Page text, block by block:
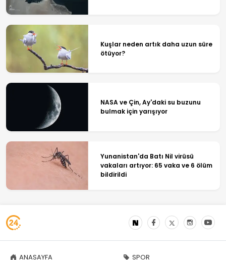
Kuşlar neden artık daha uzun süre
ötüyor?
NASA ve Çin, Ay'daki su buzunu
bulmak için yarışıyor
Yunanistan'da Batı Nil virüsü
vakaları artıyor: 65 vaka ve 6 ölüm
bildirildi
ANASAYFA
SPOR